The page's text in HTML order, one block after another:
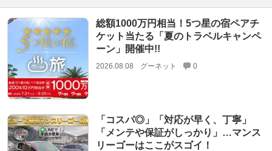
総額1000万円相当！5つ星の宿ペアチ
ケット当たる「夏のトラベルキャンペ
ーン」開催中!!
2026.08.08 グーネット 0
「コスパ◎」「対応が早く、丁寧」
「メンテや保証がしっかり」…マンス
リーゴーはここがスゴイ！